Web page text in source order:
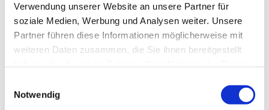
Verwendung unserer Website an unsere Partner für
soziale Medien, Werbung und Analysen weiter. Unsere
Partner führen diese Informationen möglicherweise mit
weiteren Daten zusammen, die Sie ihnen bereitgestellt
Notwendig